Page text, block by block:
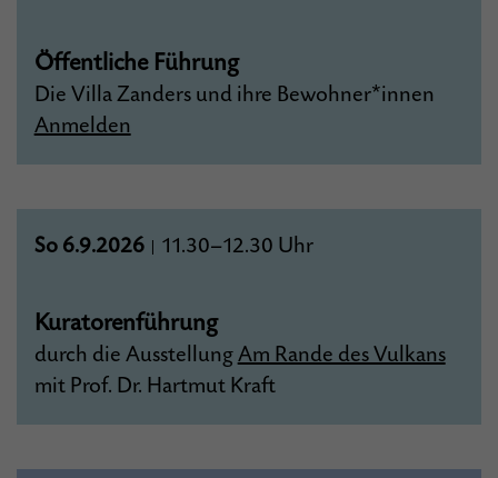
Öffentliche Führung
Die Villa Zanders und ihre Bewohner*innen
Anmelden
So 6.9.2026 11.30–12.30 Uhr
Kuratorenführung
durch die AusstellungAm Rande des Vulkans
mit Prof. Dr. Hartmut Kraft